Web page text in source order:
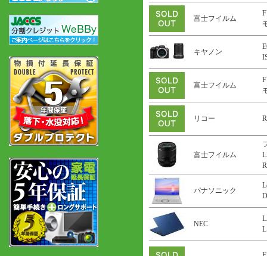
富士フイルム
キヤノン
富士フイルム
リコー
富士フイルム
R
パナソニック
NEC